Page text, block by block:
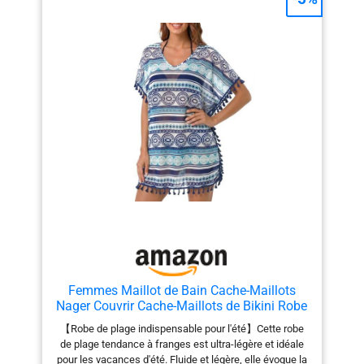
Femmes Maillot de Bain Cache-Maillots
Nager Couvrir Cache-Maillots de Bikini Robe
de Plage (Motifs Géométriques)Multicolor,
Taille Unique
【Robe de plage indispensable pour l'été】Cette robe
de plage tendance à franges est ultra-légère et idéale
pour les vacances d'été. Fluide et légère, elle évoque la